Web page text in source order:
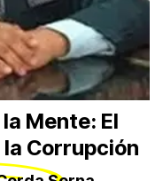
Mente: El
Corrupción